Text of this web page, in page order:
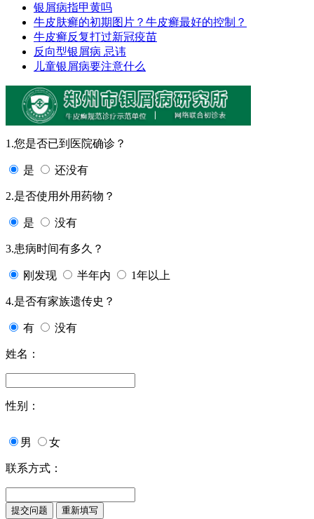
银屑病指甲黄吗
牛皮肤癣的初期图片？牛皮癣最好的控制？
牛皮癣反复打过新冠疫苗
反向型银屑病 忌讳
儿童银屑病要注意什么
1.您是否已到医院确诊？
是 还没有
2.是否使用外用药物？
是 没有
3.患病时间有多久？
刚发现 半年内 1年以上
4.是否有家族遗传史？
有 没有
姓名：
性别：
男 女
联系方式：